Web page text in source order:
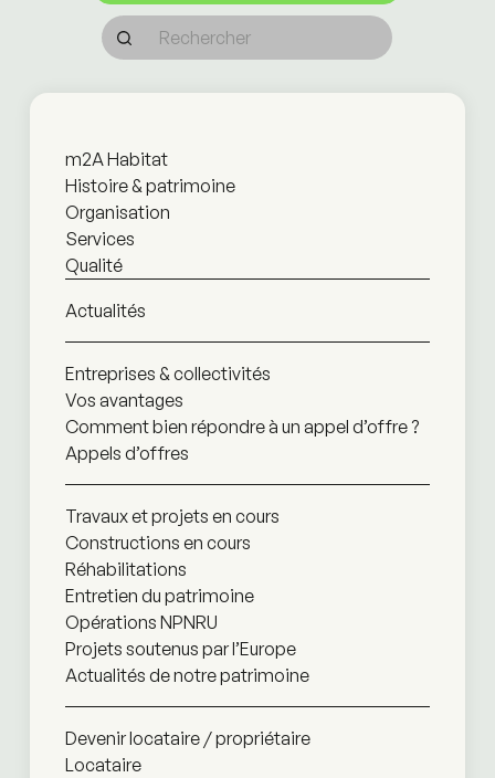
m2A Habitat
Histoire & patrimoine
Organisation
Services
Qualité
Actualités
Entreprises & collectivités
Vos avantages
Comment bien répondre à un appel d’offre ?
Appels d’offres
Travaux et projets en cours
Constructions en cours
Réhabilitations
Entretien du patrimoine
Opérations NPNRU
Projets soutenus par l’Europe
Actualités de notre patrimoine
Devenir locataire / propriétaire
Locataire